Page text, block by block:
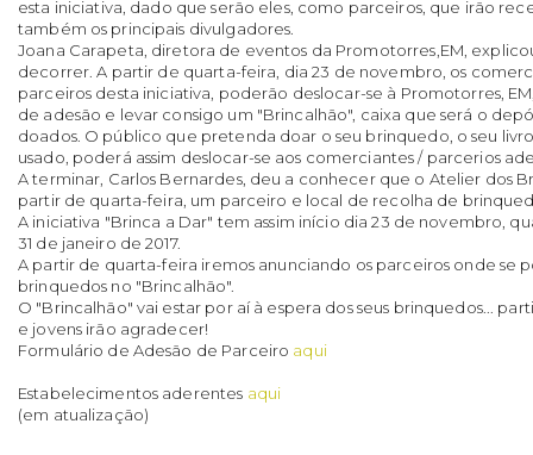
esta iniciativa, dado que serão eles, como parceiros, que irão
também os principais divulgadores.
Joana Carapeta, diretora de eventos da Promotorres,EM,
decorrer. A partir de quarta-feira, dia 23 de novembro, os
parceiros desta iniciativa, poderão deslocar-se à Promotorres,
de adesão e levar consigo um "Brincalhão", caixa que será o
doados. O público que pretenda doar o seu brinquedo, o seu
usado, poderá assim deslocar-se aos comerciantes / parcerios
A terminar, Carlos Bernardes, deu a conhecer que o Atelier dos
partir de quarta-feira, um parceiro e local de recolha de
A iniciativa "Brinca a Dar" tem assim início dia 23 de novembro,
31 de janeiro de 2017.
A partir de quarta-feira iremos anunciando os parceiros onde se
brinquedos no "Brincalhão".
O "Brincalhão" vai estar por aí à espera dos seus brinquedos...
e jovens irão agradecer!
Formulário de Adesão de Parceiro aqui
Estabelecimentos aderentes aqui
(em atualização)